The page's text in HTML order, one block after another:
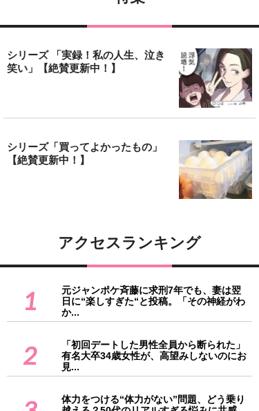
シリーズ 「実録！私の人生、泣き
笑い」【絶賛更新中！】
シリーズ「買ってよかったもの」
【絶賛更新中！】
アクセスランキング
1
元ジャンポケ斉藤に求刑7年でも、妻は翌
日に“楽しすぎた“と投稿。「その神経がわ
か...
2
「初回デートした男性全員から断られた」
有名大卒34歳女性が、高望みしないのにお
見...
体力をつける“体力がない”問題、どう乗り